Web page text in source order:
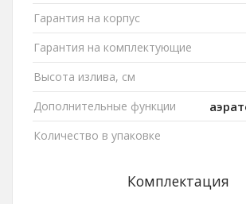
Гарантия на корпус
Гарантия на комплектующие
Высота излива, см
Дополнительные функции
Количество в упаковке
Комплектация